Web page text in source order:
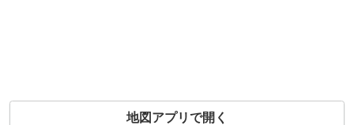
地図アプリで開く